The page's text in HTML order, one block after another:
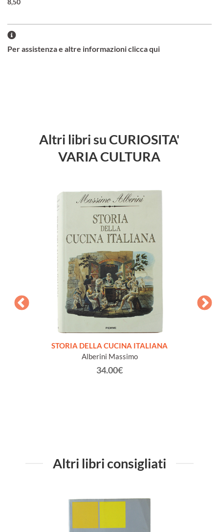
8,50
Per assistenza e altre informazioni clicca qui
Altri libri su CURIOSITA'
VARIA CULTURA
STORIA DELLA CUCINA ITALIANA
Alberini Massimo
34.00€
Altri libri consigliati